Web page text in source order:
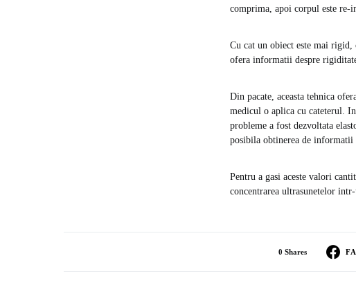
comprima, apoi corpul este re-
Cu cat un obiect este mai
ofera informatii despre
Din pacate, aceasta tehnica
medicul o aplica cu cateterul.
probleme a fost dezvoltata
posibila obtinerea de informatii
Pentru a gasi aceste valori
concentrarea ultrasunetelor
0 Shares